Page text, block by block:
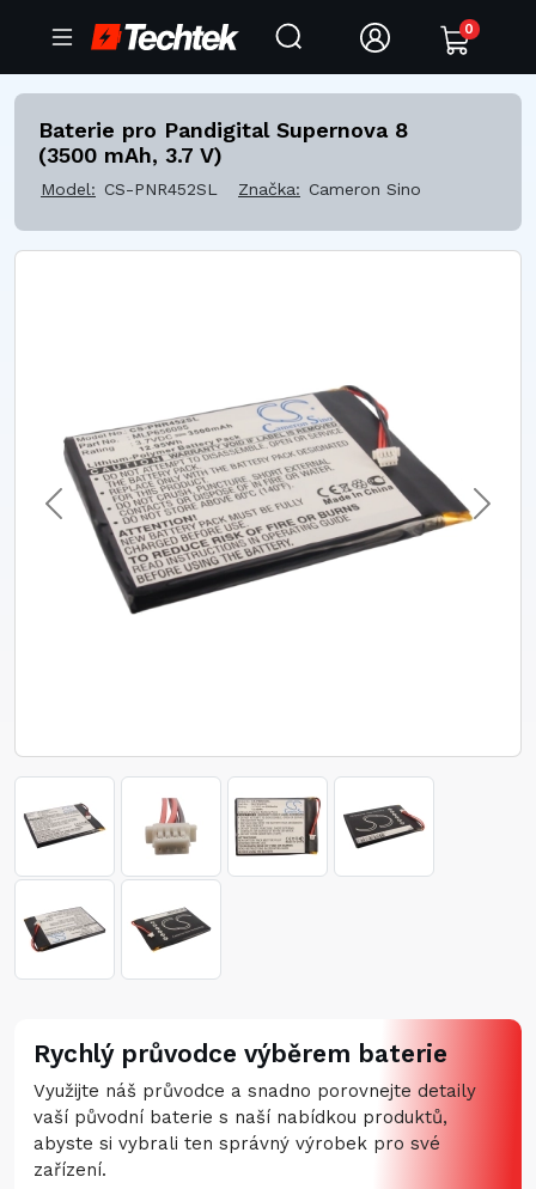
0
Baterie pro Pandigital Supernova 8
(3500 mAh, 3.7 V)
Model: CS-PNR452SL Značka: Cameron Sino
Rychlý průvodce výběrem baterie
Využijte náš průvodce a snadno porovnejte detaily
vaší původní baterie s naší nabídkou produktů,
abyste si vybrali ten správný výrobek pro své
zařízení.